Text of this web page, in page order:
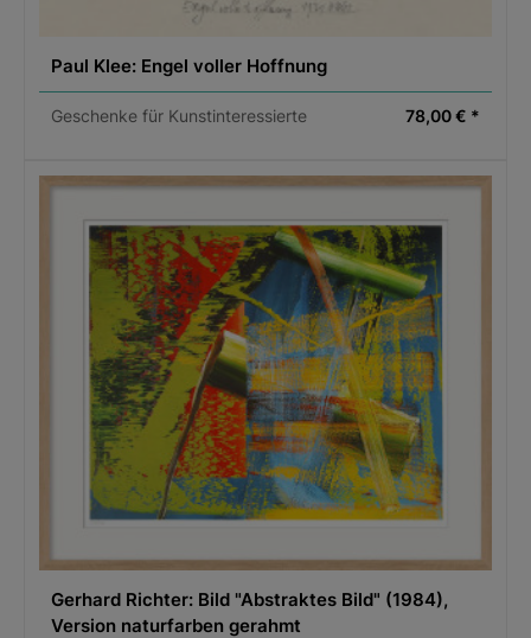
Paul Klee: Engel voller Hoffnung
Geschenke für Kunstinteressierte 78,00 € *
Gerhard Richter: Bild "Abstraktes Bild" (1984),
Version naturfarben gerahmt